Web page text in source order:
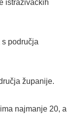
istraživačkih
područja
županije.
najmanje 20, a